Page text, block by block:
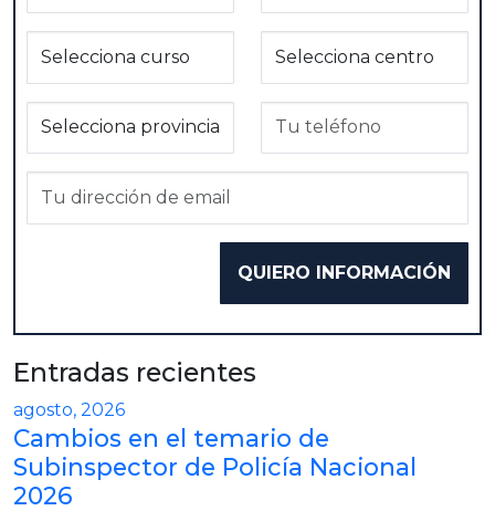
Entradas recientes
agosto, 2026
Cambios en el temario de
Subinspector de Policía Nacional
2026